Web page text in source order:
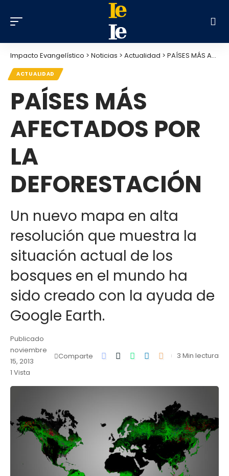
Impacto Evangelístico > Noticias > Actualidad > PAÍSES MÁS AFECTADOS POR LA DEFORESTACIÓN
ACTUALIDAD
PAÍSES MÁS
AFECTADOS POR
LA
DEFORESTACIÓN
Un nuevo mapa en alta
resolución que muestra la
situación actual de los
bosques en el mundo ha
sido creado con la ayuda de
Google Earth.
Publicado
noviembre
15, 2013
1 Vista
Comparte 3 Min lectura